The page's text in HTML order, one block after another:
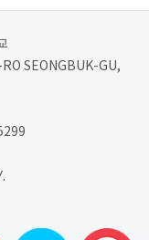
SEONGBUK-GU,